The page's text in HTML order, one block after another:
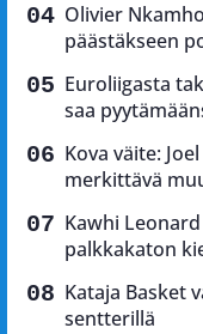
Olivier
päästäkseen
Euroliigasta
saa
Kova väite:
merkittävä
Kawhi
palkkakaton
Kataja Basket
sentterillä